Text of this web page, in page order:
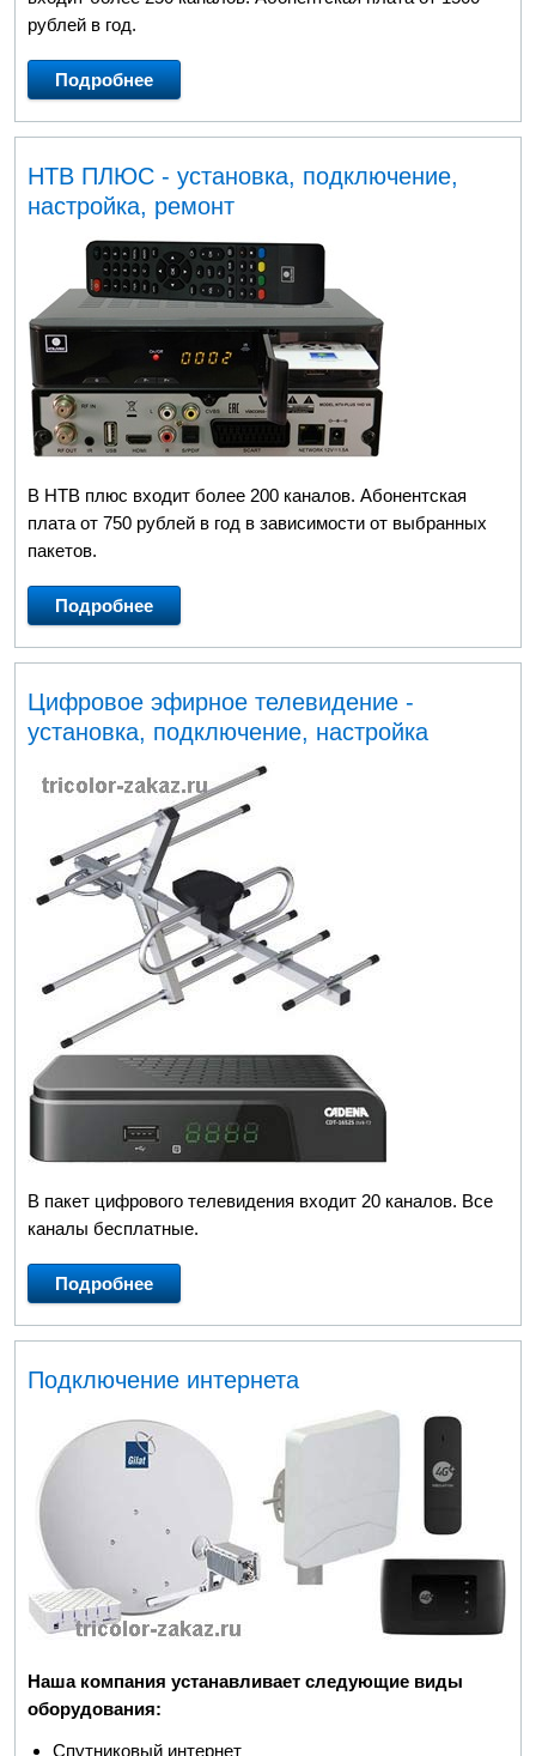
рублей в год.
Подробнее
НТВ ПЛЮС - установка, подключение,
настройка, ремонт
В НТВ плюс входит более 200 каналов. Абонентская
плата от 750 рублей в год в зависимости от выбранных
пакетов.
Подробнее
Цифровое эфирное телевидение -
установка, подключение, настройка
В пакет цифрового телевидения входит 20 каналов. Все
каналы бесплатные.
Подробнее
Подключение интернета
Наша компания устанавливает следующие виды
оборудования:
Спутниковый интернет